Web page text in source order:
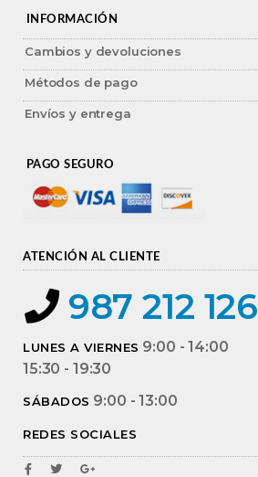
INFORMACIÓN
Cambios y devoluciones
Métodos de pago
Envíos y entrega
PAGO SEGURO
ATENCIÓN AL CLIENTE
987 212 126
LUNES A VIERNES 9:00 - 14:00
15:30 - 19:30
SÁBADOS 9:00 - 13:00
REDES SOCIALES